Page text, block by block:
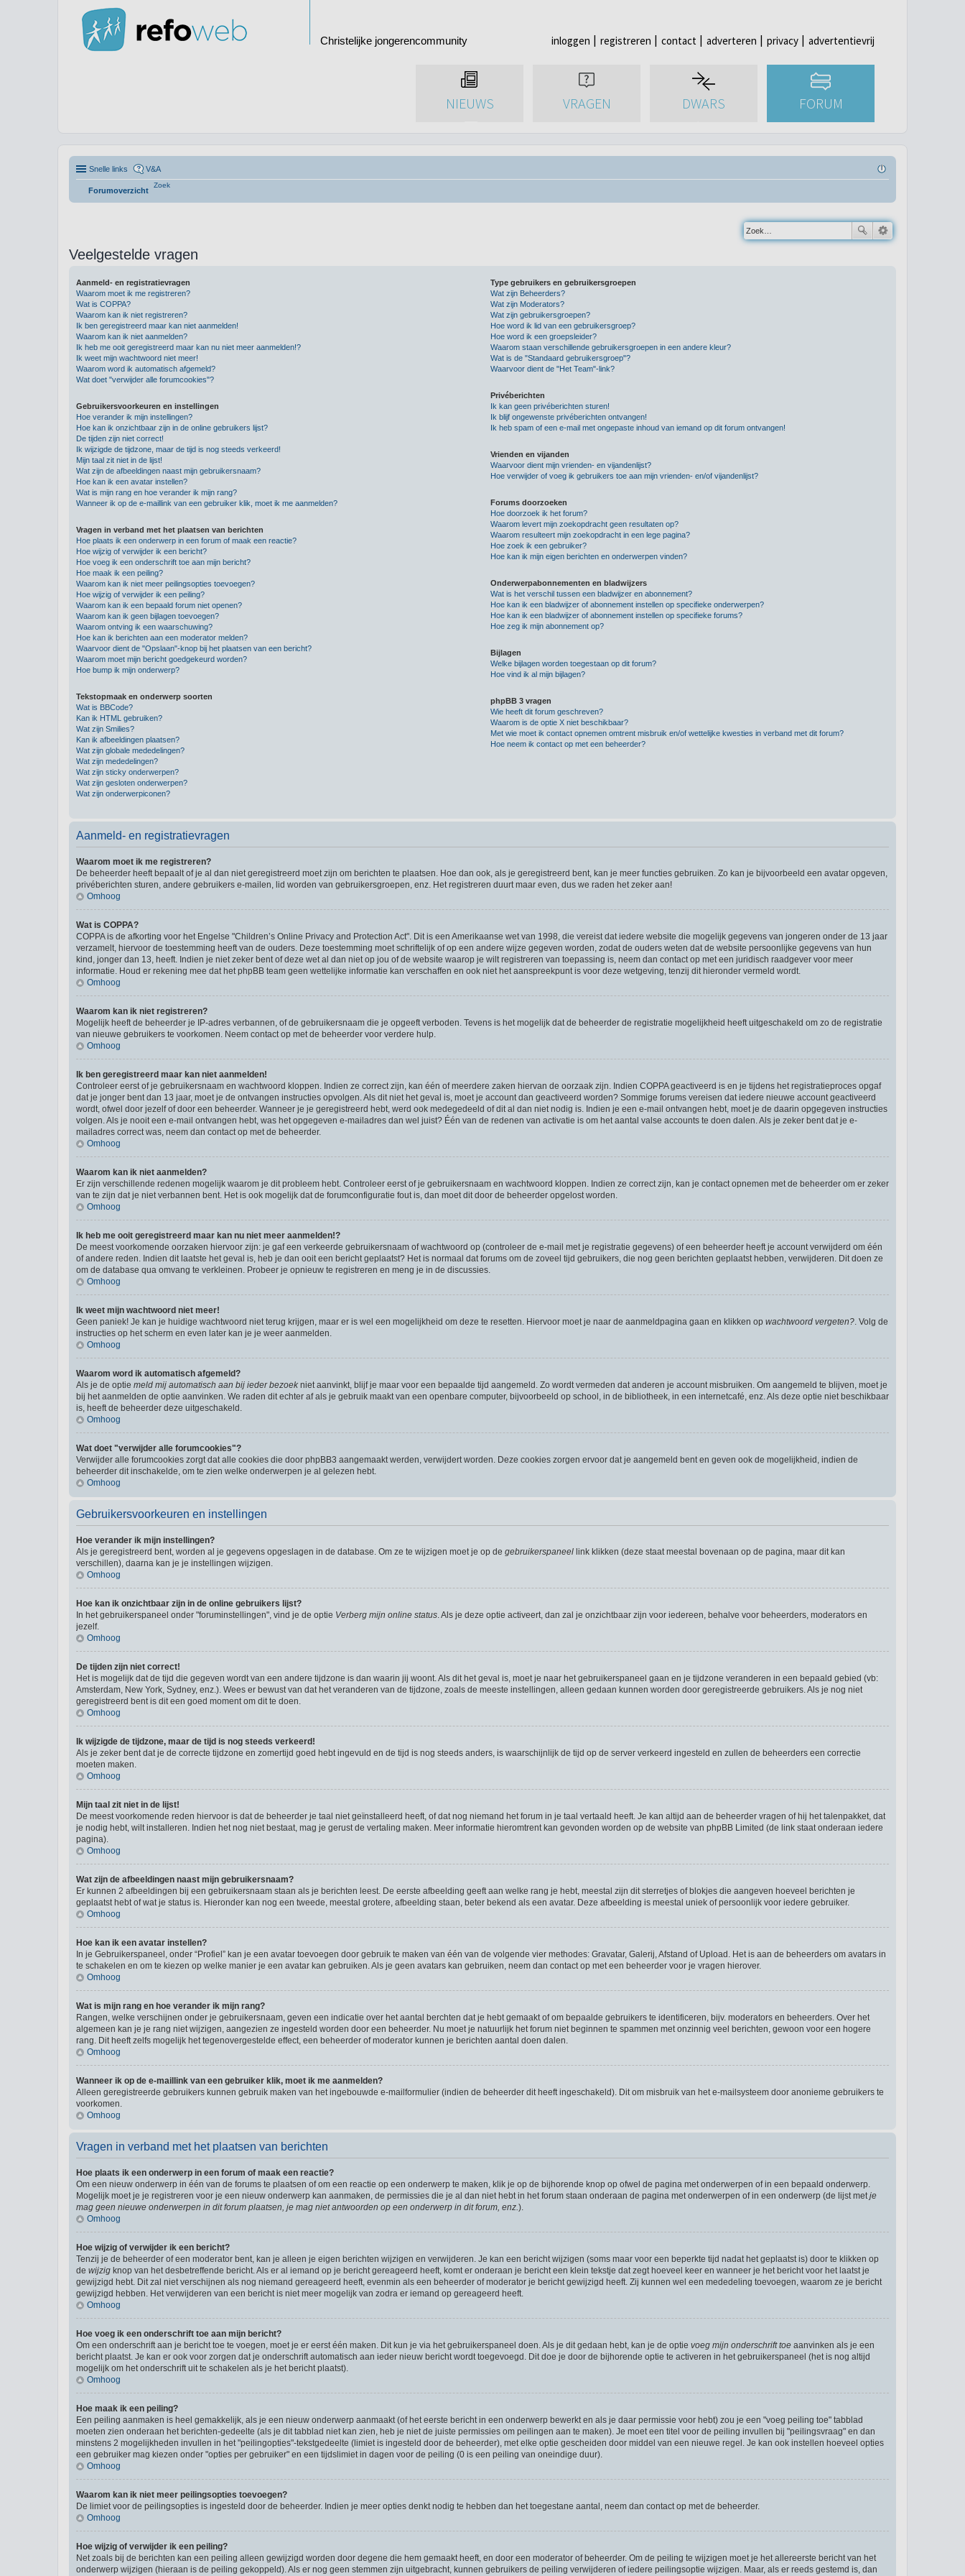
Christelijke jongerencommunity inloggen registreren contact adverteren privacy advertentievrij
NIEUWS VRAGEN DWARS FORUM
Snelle links V&A
Forumoverzicht
Zoek
Veelgestelde vragen
Aanmeld- en registratievragen
Waarom moet ik me registreren?
Wat is COPPA?
Waarom kan ik niet registreren?
Ik ben geregistreerd maar kan niet aanmelden!
Waarom kan ik niet aanmelden?
Ik heb me ooit geregistreerd maar kan nu niet meer aanmelden!?
Ik weet mijn wachtwoord niet meer!
Waarom word ik automatisch afgemeld?
Wat doet "verwijder alle forumcookies"?
Gebruikersvoorkeuren en instellingen
Hoe verander ik mijn instellingen?
Hoe kan ik onzichtbaar zijn in de online gebruikers lijst?
De tijden zijn niet correct!
Ik wijzigde de tijdzone, maar de tijd is nog steeds verkeerd!
Mijn taal zit niet in de lijst!
Wat zijn de afbeeldingen naast mijn gebruikersnaam?
Hoe kan ik een avatar instellen?
Wat is mijn rang en hoe verander ik mijn rang?
Wanneer ik op de e-maillink van een gebruiker klik, moet ik me aanmelden?
Vragen in verband met het plaatsen van berichten
Hoe plaats ik een onderwerp in een forum of maak een reactie?
Hoe wijzig of verwijder ik een bericht?
Hoe voeg ik een onderschrift toe aan mijn bericht?
Hoe maak ik een peiling?
Waarom kan ik niet meer peilingsopties toevoegen?
Hoe wijzig of verwijder ik een peiling?
Waarom kan ik een bepaald forum niet openen?
Waarom kan ik geen bijlagen toevoegen?
Waarom ontving ik een waarschuwing?
Hoe kan ik berichten aan een moderator melden?
Waarvoor dient de "Opslaan"-knop bij het plaatsen van een bericht?
Waarom moet mijn bericht goedgekeurd worden?
Hoe bump ik mijn onderwerp?
Tekstopmaak en onderwerp soorten
Wat is BBCode?
Kan ik HTML gebruiken?
Wat zijn Smilies?
Kan ik afbeeldingen plaatsen?
Wat zijn globale mededelingen?
Wat zijn mededelingen?
Wat zijn sticky onderwerpen?
Wat zijn gesloten onderwerpen?
Wat zijn onderwerpiconen?
Type gebruikers en gebruikersgroepen
Wat zijn Beheerders?
Wat zijn Moderators?
Wat zijn gebruikersgroepen?
Hoe word ik lid van een gebruikersgroep?
Hoe word ik een groepsleider?
Waarom staan verschillende gebruikersgroepen in een andere kleur?
Wat is de "Standaard gebruikersgroep"?
Waarvoor dient de "Het Team"-link?
Privéberichten
Ik kan geen privéberichten sturen!
Ik blijf ongewenste privéberichten ontvangen!
Ik heb spam of een e-mail met ongepaste inhoud van iemand op dit forum ontvangen!
Vrienden en vijanden
Waarvoor dient mijn vrienden- en vijandenlijst?
Hoe verwijder of voeg ik gebruikers toe aan mijn vrienden- en/of vijandenlijst?
Forums doorzoeken
Hoe doorzoek ik het forum?
Waarom levert mijn zoekopdracht geen resultaten op?
Waarom resulteert mijn zoekopdracht in een lege pagina?
Hoe zoek ik een gebruiker?
Hoe kan ik mijn eigen berichten en onderwerpen vinden?
Onderwerpabonnementen en bladwijzers
Wat is het verschil tussen een bladwijzer en abonnement?
Hoe kan ik een bladwijzer of abonnement instellen op specifieke onderwerpen?
Hoe kan ik een bladwijzer of abonnement instellen op specifieke forums?
Hoe zeg ik mijn abonnement op?
Bijlagen
Welke bijlagen worden toegestaan op dit forum?
Hoe vind ik al mijn bijlagen?
phpBB 3 vragen
Wie heeft dit forum geschreven?
Waarom is de optie X niet beschikbaar?
Met wie moet ik contact opnemen omtrent misbruik en/of wettelijke kwesties in verband met dit forum?
Hoe neem ik contact op met een beheerder?
Aanmeld- en registratievragen
Waarom moet ik me registreren?
De beheerder heeft bepaalt of je al dan niet geregistreerd moet zijn om berichten te plaatsen. Hoe dan ook, als je geregistreerd bent, kan je meer functies gebruiken. Zo kan je bijvoorbeeld een avatar opgeven,
privéberichten sturen, andere gebruikers e-mailen, lid worden van gebruikersgroepen, enz. Het registreren duurt maar even, dus we raden het zeker aan!
Omhoog
Wat is COPPA?
COPPA is de afkorting voor het Engelse "Children’s Online Privacy and Protection Act". Dit is een Amerikaanse wet van 1998, die vereist dat iedere website die mogelijk gegevens van jongeren onder de 13 jaar
verzamelt, hiervoor de toestemming heeft van de ouders. Deze toestemming moet schriftelijk of op een andere wijze gegeven worden, zodat de ouders weten dat de website persoonlijke gegevens van hun
kind, jonger dan 13, heeft. Indien je niet zeker bent of deze wet al dan niet op jou of de website waarop je wilt registreren van toepassing is, neem dan contact op met een juridisch raadgever voor meer
informatie. Houd er rekening mee dat het phpBB team geen wettelijke informatie kan verschaffen en ook niet het aanspreekpunt is voor deze wetgeving, tenzij dit hieronder vermeld wordt.
Omhoog
Waarom kan ik niet registreren?
Mogelijk heeft de beheerder je IP-adres verbannen, of de gebruikersnaam die je opgeeft verboden. Tevens is het mogelijk dat de beheerder de registratie mogelijkheid heeft uitgeschakeld om zo de registratie
van nieuwe gebruikers te voorkomen. Neem contact op met de beheerder voor verdere hulp.
Omhoog
Ik ben geregistreerd maar kan niet aanmelden!
Controleer eerst of je gebruikersnaam en wachtwoord kloppen. Indien ze correct zijn, kan één of meerdere zaken hiervan de oorzaak zijn. Indien COPPA geactiveerd is en je tijdens het registratieproces opgaf
dat je jonger bent dan 13 jaar, moet je de ontvangen instructies opvolgen. Als dit niet het geval is, moet je account dan geactiveerd worden? Sommige forums vereisen dat iedere nieuwe account geactiveerd
wordt, ofwel door jezelf of door een beheerder. Wanneer je je geregistreerd hebt, werd ook medegedeeld of dit al dan niet nodig is. Indien je een e-mail ontvangen hebt, moet je de daarin opgegeven instructies
volgen. Als je nooit een e-mail ontvangen hebt, was het opgegeven e-mailadres dan wel juist? Één van de redenen van activatie is om het aantal valse accounts te doen dalen. Als je zeker bent dat je e-
mailadres correct was, neem dan contact op met de beheerder.
Omhoog
Waarom kan ik niet aanmelden?
Er zijn verschillende redenen mogelijk waarom je dit probleem hebt. Controleer eerst of je gebruikersnaam en wachtwoord kloppen. Indien ze correct zijn, kan je contact opnemen met de beheerder om er zeker
van te zijn dat je niet verbannen bent. Het is ook mogelijk dat de forumconfiguratie fout is, dan moet dit door de beheerder opgelost worden.
Omhoog
Ik heb me ooit geregistreerd maar kan nu niet meer aanmelden!?
De meest voorkomende oorzaken hiervoor zijn: je gaf een verkeerde gebruikersnaam of wachtwoord op (controleer de e-mail met je registratie gegevens) of een beheerder heeft je account verwijderd om één
of andere reden. Indien dit laatste het geval is, heb je dan ooit een bericht geplaatst? Het is normaal dat forums om de zoveel tijd gebruikers, die nog geen berichten geplaatst hebben, verwijderen. Dit doen ze
om de database qua omvang te verkleinen. Probeer je opnieuw te registreren en meng je in de discussies.
Omhoog
Ik weet mijn wachtwoord niet meer!
Geen paniek! Je kan je huidige wachtwoord niet terug krijgen, maar er is wel een mogelijkheid om deze te resetten. Hiervoor moet je naar de aanmeldpagina gaan en klikken op wachtwoord vergeten? . Volg de
instructies op het scherm en even later kan je je weer aanmelden.
Omhoog
Waarom word ik automatisch afgemeld?
Als je de optie meld mij automatisch aan bij ieder bezoek niet aanvinkt, blijf je maar voor een bepaalde tijd aangemeld. Zo wordt vermeden dat anderen je account misbruiken. Om aangemeld te blijven, moet je
bij het aanmelden de optie aanvinken. We raden dit echter af als je gebruik maakt van een openbare computer, bijvoorbeeld op school, in de bibliotheek, in een internetcafé, enz. Als deze optie niet beschikbaar
is, heeft de beheerder deze uitgeschakeld.
Omhoog
Wat doet "verwijder alle forumcookies"?
Verwijder alle forumcookies zorgt dat alle cookies die door phpBB3 aangemaakt werden, verwijdert worden. Deze cookies zorgen ervoor dat je aangemeld bent en geven ook de mogelijkheid, indien de
beheerder dit inschakelde, om te zien welke onderwerpen je al gelezen hebt.
Omhoog
Gebruikersvoorkeuren en instellingen
Hoe verander ik mijn instellingen?
Als je geregistreerd bent, worden al je gegevens opgeslagen in de database. Om ze te wijzigen moet je op de gebruikerspaneel link klikken (deze staat meestal bovenaan op de pagina, maar dit kan
verschillen), daarna kan je je instellingen wijzigen.
Omhoog
Hoe kan ik onzichtbaar zijn in de online gebruikers lijst?
In het gebruikerspaneel onder "foruminstellingen", vind je de optie Verberg mijn online status . Als je deze optie activeert, dan zal je onzichtbaar zijn voor iedereen, behalve voor beheerders, moderators en
jezelf.
Omhoog
De tijden zijn niet correct!
Het is mogelijk dat de tijd die gegeven wordt van een andere tijdzone is dan waarin jij woont. Als dit het geval is, moet je naar het gebruikerspaneel gaan en je tijdzone veranderen in een bepaald gebied (vb:
Amsterdam, New York, Sydney, enz.). Wees er bewust van dat het veranderen van de tijdzone, zoals de meeste instellingen, alleen gedaan kunnen worden door geregistreerde gebruikers. Als je nog niet
geregistreerd bent is dit een goed moment om dit te doen.
Omhoog
Ik wijzigde de tijdzone, maar de tijd is nog steeds verkeerd!
Als je zeker bent dat je de correcte tijdzone en zomertijd goed hebt ingevuld en de tijd is nog steeds anders, is waarschijnlijk de tijd op de server verkeerd ingesteld en zullen de beheerders een correctie
moeten maken.
Omhoog
Mijn taal zit niet in de lijst!
De meest voorkomende reden hiervoor is dat de beheerder je taal niet geïnstalleerd heeft, of dat nog niemand het forum in je taal vertaald heeft. Je kan altijd aan de beheerder vragen of hij het talenpakket, dat
je nodig hebt, wilt installeren. Indien het nog niet bestaat, mag je gerust de vertaling maken. Meer informatie hieromtrent kan gevonden worden op de website van phpBB Limited (de link staat onderaan iedere
pagina).
Omhoog
Wat zijn de afbeeldingen naast mijn gebruikersnaam?
Er kunnen 2 afbeeldingen bij een gebruikersnaam staan als je berichten leest. De eerste afbeelding geeft aan welke rang je hebt, meestal zijn dit sterretjes of blokjes die aangeven hoeveel berichten je
geplaatst hebt of wat je status is. Hieronder kan nog een tweede, meestal grotere, afbeelding staan, beter bekend als een avatar. Deze afbeelding is meestal uniek of persoonlijk voor iedere gebruiker.
Omhoog
Hoe kan ik een avatar instellen?
In je Gebruikerspaneel, onder “Profiel” kan je een avatar toevoegen door gebruik te maken van één van de volgende vier methodes: Gravatar, Galerij, Afstand of Upload. Het is aan de beheerders om avatars in
te schakelen en om te kiezen op welke manier je een avatar kan gebruiken. Als je geen avatars kan gebruiken, neem dan contact op met een beheerder voor je vragen hierover.
Omhoog
Wat is mijn rang en hoe verander ik mijn rang?
Rangen, welke verschijnen onder je gebruikersnaam, geven een indicatie over het aantal berchten dat je hebt gemaakt of om bepaalde gebruikers te identificeren, bijv. moderators en beheerders. Over het
algemeen kan je je rang niet wijzigen, aangezien ze ingesteld worden door een beheerder. Nu moet je natuurlijk het forum niet beginnen te spammen met onzinnig veel berichten, gewoon voor een hogere
rang. Dit heeft zelfs mogelijk het tegenovergestelde effect, een beheerder of moderator kunnen je berichten aantal doen dalen.
Omhoog
Wanneer ik op de e-maillink van een gebruiker klik, moet ik me aanmelden?
Alleen geregistreerde gebruikers kunnen gebruik maken van het ingebouwde e-mailformulier (indien de beheerder dit heeft ingeschakeld). Dit om misbruik van het e-mailsysteem door anonieme gebruikers te
voorkomen.
Omhoog
Vragen in verband met het plaatsen van berichten
Hoe plaats ik een onderwerp in een forum of maak een reactie?
Om een nieuw onderwerp in één van de forums te plaatsen of om een reactie op een onderwerp te maken, klik je op de bijhorende knop op ofwel de pagina met onderwerpen of in een bepaald onderwerp.
Mogelijk moet je je registreren voor je een nieuw onderwerp kan aanmaken, de permissies die je al dan niet hebt in het forum staan onderaan de pagina met onderwerpen of in een onderwerp (de lijst met je
mag geen nieuwe onderwerpen in dit forum plaatsen, je mag niet antwoorden op een onderwerp in dit forum, enz. ).
Omhoog
Hoe wijzig of verwijder ik een bericht?
Tenzij je de beheerder of een moderator bent, kan je alleen je eigen berichten wijzigen en verwijderen. Je kan een bericht wijzigen (soms maar voor een beperkte tijd nadat het geplaatst is) door te klikken op
de wijzig knop van het desbetreffende bericht. Als er al iemand op je bericht gereageerd heeft, komt er onderaan je bericht een klein tekstje dat zegt hoeveel keer en wanneer je het bericht voor het laatst je
gewijzigd hebt. Dit zal niet verschijnen als nog niemand gereageerd heeft, evenmin als een beheerder of moderator je bericht gewijzigd heeft. Zij kunnen wel een mededeling toevoegen, waarom ze je bericht
gewijzigd hebben. Het verwijderen van een bericht is niet meer mogelijk van zodra er iemand op gereageerd heeft.
Omhoog
Hoe voeg ik een onderschrift toe aan mijn bericht?
Om een onderschrift aan je bericht toe te voegen, moet je er eerst één maken. Dit kun je via het gebruikerspaneel doen. Als je dit gedaan hebt, kan je de optie voeg mijn onderschrift toe aanvinken als je een
bericht plaatst. Je kan er ook voor zorgen dat je onderschrift automatisch aan ieder nieuw bericht wordt toegevoegd. Dit doe je door de bijhorende optie te activeren in het gebruikerspaneel (het is nog altijd
mogelijk om het onderschrift uit te schakelen als je het bericht plaatst).
Omhoog
Hoe maak ik een peiling?
Een peiling aanmaken is heel gemakkelijk, als je een nieuw onderwerp aanmaakt (of het eerste bericht in een onderwerp bewerkt en als je daar permissie voor hebt) zou je een "voeg peiling toe" tabblad
moeten zien onderaan het berichten-gedeelte (als je dit tabblad niet kan zien, heb je niet de juiste permissies om peilingen aan te maken). Je moet een titel voor de peiling invullen bij "peilingsvraag" en dan
minstens 2 mogelijkheden invullen in het "peilingopties"-tekstgedeelte (limiet is ingesteld door de beheerder), met elke optie gescheiden door middel van een nieuwe regel. Je kan ook instellen hoeveel opties
een gebruiker mag kiezen onder "opties per gebruiker" en een tijdslimiet in dagen voor de peiling (0 is een peiling van oneindige duur).
Omhoog
Waarom kan ik niet meer peilingsopties toevoegen?
De limiet voor de peilingsopties is ingesteld door de beheerder. Indien je meer opties denkt nodig te hebben dan het toegestane aantal, neem dan contact op met de beheerder.
Omhoog
Hoe wijzig of verwijder ik een peiling?
Net zoals bij de berichten kan een peiling alleen gewijzigd worden door degene die hem gemaakt heeft, en door een moderator of beheerder. Om de peiling te wijzigen moet je het allereerste bericht van het
onderwerp wijzigen (hieraan is de peiling gekoppeld). Als er nog geen stemmen zijn uitgebracht, kunnen gebruikers de peiling verwijderen of iedere peilingsoptie wijzigen. Maar, als er reeds gestemd is, dan